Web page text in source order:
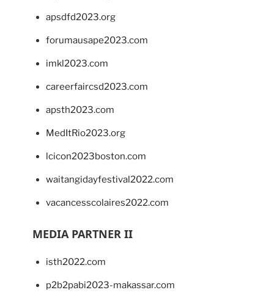
apsdfd2023.org
forumausape2023.com
imkl2023.com
careerfaircsd2023.com
apsth2023.com
MedItRio2023.org
lcicon2023boston.com
waitangidayfestival2022.com
vacancesscolaires2022.com
MEDIA PARTNER II
isth2022.com
p2b2pabi2023-makassar.com